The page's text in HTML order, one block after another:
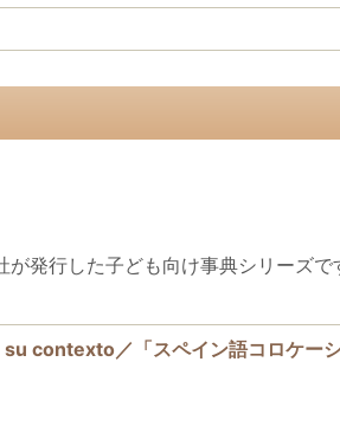
発行した子ども向け事典シリーズで
contexto／「スペイン語コロケー